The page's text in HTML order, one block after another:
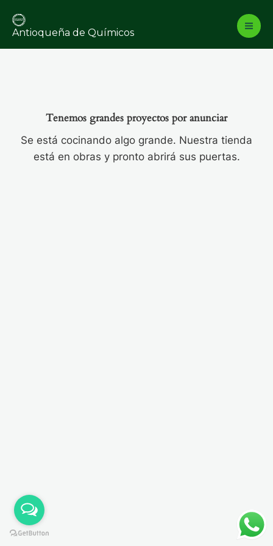
contenido
Antioqueña de Químicos
Tenemos grandes proyectos por anunciar
Se está cocinando algo grande. Nuestra tienda
está en obras y pronto abrirá sus puertas.